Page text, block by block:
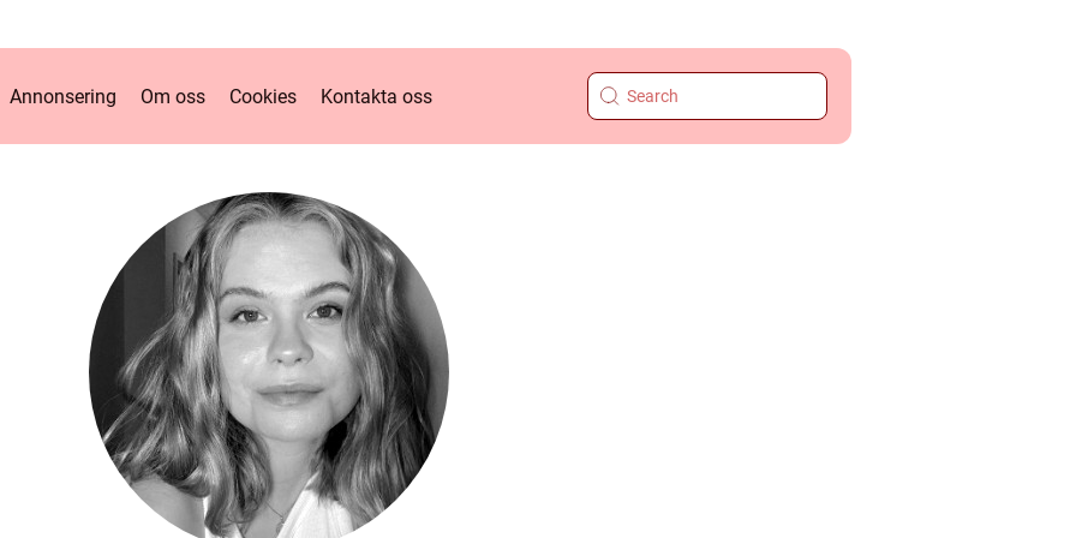
Annonsering Om oss Cookies Kontakta oss